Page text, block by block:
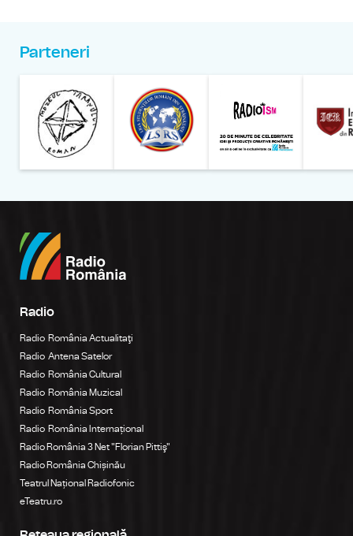
Parteneri
Radio
Radio România Actualitaţi
Radio Antena Satelor
Radio România Cultural
Radio România Muzical
Radio România Sport
Radio România Internațional
Radio România 3 Net "Florian Pittiş"
Radio România Chișinău
Teatrul Național Radiofonic
eTeatru.ro